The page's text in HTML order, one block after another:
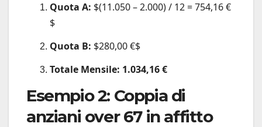
Quota A: $(11.050 – 2.000) / 12 = 754,16 €
$
Quota B: $280,00 €$
Totale Mensile: 1.034,16 €
Esempio 2: Coppia di
anziani over 67 in affitto